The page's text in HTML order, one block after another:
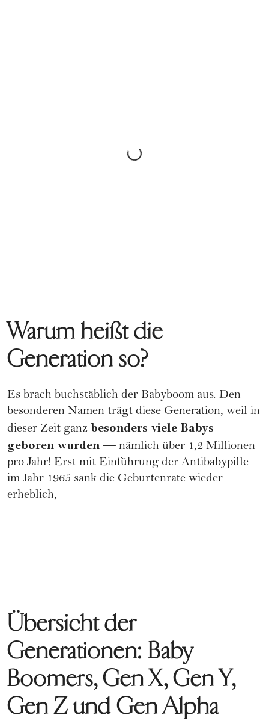
Warum heißt die
Generation so?
Es brach buchstäblich der Babyboom aus. Den
besonderen Namen trägt diese Generation, weil in
dieser Zeit ganz besonders viele Babys
geboren wurden— nämlich über 1,2 Millionen
pro Jahr! Erst mit Einführung der Antibabypille
im Jahr 1965 sank die Geburtenrate wieder
erheblich,
Übersicht der
Generationen: Baby
Boomers, Gen X, Gen Y,
Gen Z und Gen Alpha